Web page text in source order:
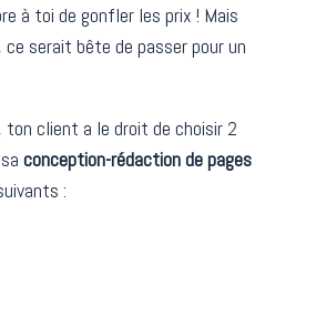
à toi de gonfler les prix ! Mais
serait bête de passer pour un
client a le droit de choisir 2
conception-rédaction de pages
: